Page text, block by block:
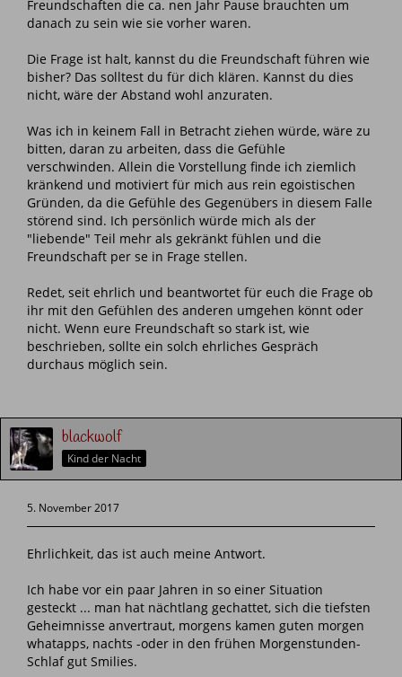
Freundschaften die ca. nen Jahr Pause brauchten um
danach zu sein wie sie vorher waren.
Die Frage ist halt, kannst du die Freundschaft führen wie
bisher? Das solltest du für dich klären. Kannst du dies
nicht, wäre der Abstand wohl anzuraten.
Was ich in keinem Fall in Betracht ziehen würde, wäre zu
bitten, daran zu arbeiten, dass die Gefühle
verschwinden. Allein die Vorstellung finde ich ziemlich
kränkend und motiviert für mich aus rein egoistischen
Gründen, da die Gefühle des Gegenübers in diesem Falle
störend sind. Ich persönlich würde mich als der
"liebende" Teil mehr als gekränkt fühlen und die
Freundschaft per se in Frage stellen.
Redet, seit ehrlich und beantwortet für euch die Frage ob
ihr mit den Gefühlen des anderen umgehen könnt oder
nicht. Wenn eure Freundschaft so stark ist, wie
beschrieben, sollte ein solch ehrliches Gespräch
durchaus möglich sein.
blackwolf
Kind der Nacht
5. November 2017
Ehrlichkeit, das ist auch meine Antwort.
Ich habe vor ein paar Jahren in so einer Situation
gesteckt ... man hat nächtlang gechattet, sich die tiefsten
Geheimnisse anvertraut, morgens kamen guten morgen
whatapps, nachts -oder in den frühen Morgenstunden-
Schlaf gut Smilies.